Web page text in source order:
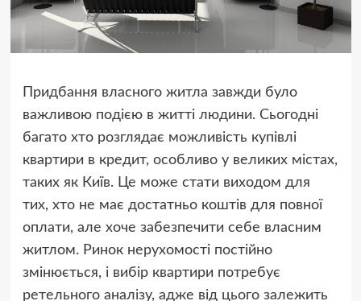
Придбання власного житла завжди було
важливою подією в житті людини. Сьогодні
багато хто розглядає можливість купівлі
квартири в кредит, особливо у великих містах,
таких як Київ. Це може стати виходом для
тих, хто не має достатньо коштів для повної
оплати, але хоче забезпечити себе власним
житлом. Ринок нерухомості постійно
змінюється, і вибір квартири потребує
ретельного аналізу, адже від цього залежить